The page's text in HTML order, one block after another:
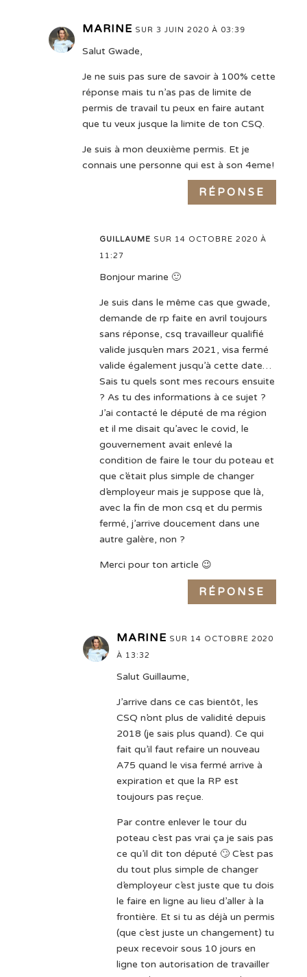
MARINE SUR 3 JUIN 2020 À 03:39
Salut Gwade,
Je ne suis pas sure de savoir à 100% cette
réponse mais tu n’as pas de limite de
permis de travail tu peux en faire autant
que tu veux jusque la limite de ton CSQ.
Je suis à mon deuxième permis. Et je
connais une personne qui est à son 4eme!
RÉPONSE
GUILLAUME SUR 14 OCTOBRE 2020 À
11:27
Bonjour marine 🙂
Je suis dans le même cas que gwade,
demande de rp faite en avril toujours
sans réponse, csq travailleur qualifié
valide jusqu’en mars 2021, visa fermé
valide également jusqu’à cette date…
Sais tu quels sont mes recours ensuite
? As tu des informations à ce sujet ?
J’ai contacté le député de ma région
et il me disait qu’avec le covid, le
gouvernement avait enlevé la
condition de faire le tour du poteau et
que c’était plus simple de changer
d’employeur mais je suppose que là,
avec la fin de mon csq et du permis
fermé, j’arrive doucement dans une
autre galère, non ?
Merci pour ton article 😉
RÉPONSE
MARINE SUR 14 OCTOBRE 2020
À 13:32
Salut Guillaume,
J’arrive dans ce cas bientôt, les
CSQ n’ont plus de validité depuis
2018 (je sais plus quand). Ce qui
fait qu’il faut refaire un nouveau
A75 quand le visa fermé arrive à
expiration et que la RP est
toujours pas reçue.
Par contre enlever le tour du
poteau c’est pas vrai ça je sais pas
ce qu’il dit ton député 🙄 C’est pas
du tout plus simple de changer
d’employeur c’est juste que tu dois
le faire en ligne au lieu d’aller à la
frontière. Et si tu as déjà un permis
(que c’est juste un changement) tu
peux recevoir sous 10 jours en
ligne ton autorisation de travailler